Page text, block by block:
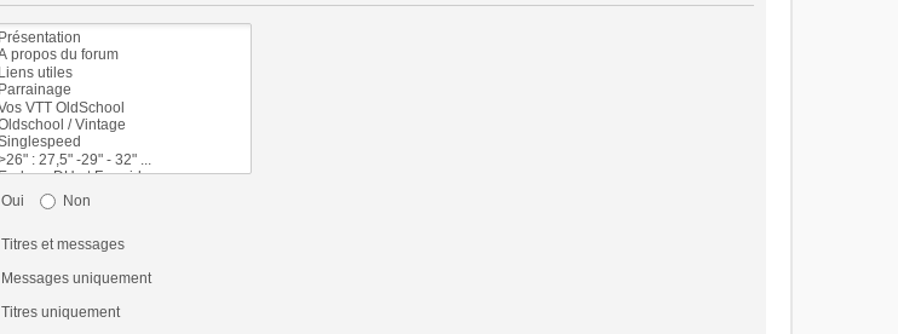
Oui Non
Titres et messages
Messages uniquement
Titres uniquement